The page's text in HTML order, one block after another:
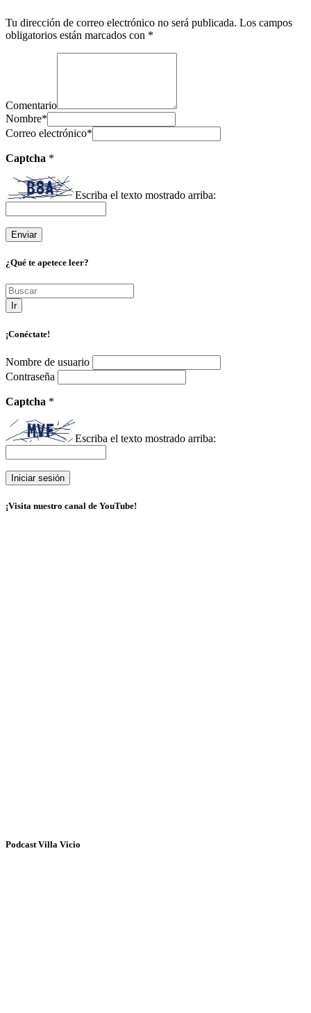
Tu dirección de correo electrónico no será publicada. Los campos
obligatorios están marcados con *
Comentario
Nombre*
Correo electrónico*
Captcha *
Escriba el texto mostrado arriba:
¿Qué te apetece leer?
Ir
¡Conéctate!
Nombre de usuario
Contraseña
Captcha *
Escriba el texto mostrado arriba:
¡Visita nuestro canal de YouTube!
Podcast Villa Vicio